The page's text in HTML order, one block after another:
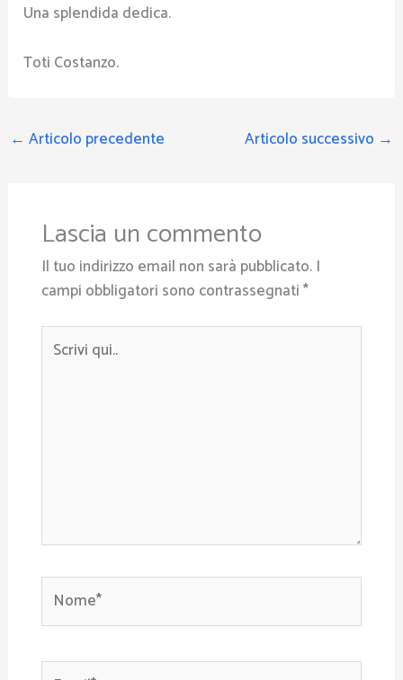
Una splendida dedica.
Toti Costanzo.
← Articolo precedente Articolo successivo →
Lascia un commento
Il tuo indirizzo email non sarà pubblicato. I
campi obbligatori sono contrassegnati*
qui..